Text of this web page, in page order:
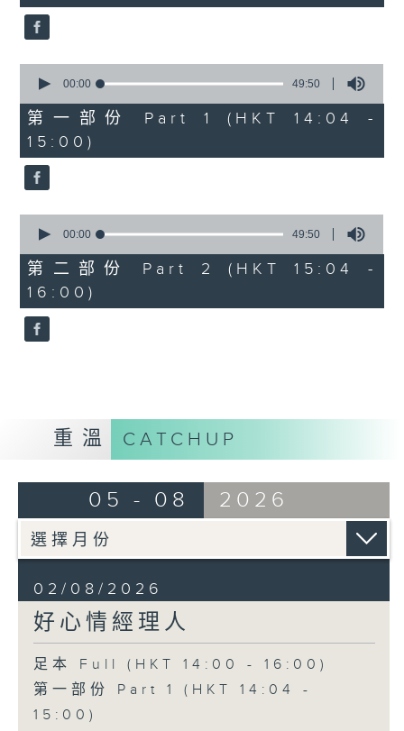
minutes,
30
seconds
seconds
49
minutes,
50
seconds
00:00 49:50
第一部份 Part 1 (HKT 14:04 -
15:00)
seconds
49
minutes,
50
seconds
00:00 49:50
第二部份 Part 2 (HKT 15:04 -
16:00)
重溫 CATCHUP
05 - 08 2026
02/08/2026
好心情經理人
足本 Full (HKT 14:00 - 16:00)
第一部份 Part 1 (HKT 14:04 -
15:00)